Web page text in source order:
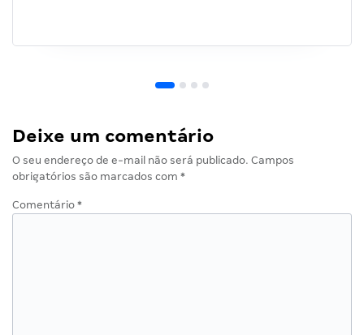
Deixe um comentário
O seu endereço de e-mail não será publicado. Campos
obrigatórios são marcados com *
Comentário *